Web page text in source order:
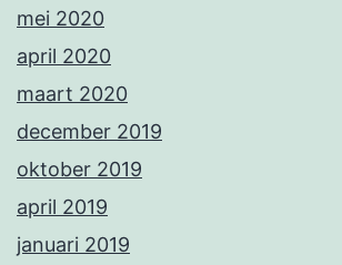
mei 2020
april 2020
maart 2020
december 2019
oktober 2019
april 2019
januari 2019